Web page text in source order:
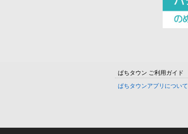
ぱちタウン ご利用ガイド
ぱちタウンアプリについて